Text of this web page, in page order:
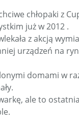
chłopaki z
już w 2012 .
z akcją
urządzeń na
domami w
ale to